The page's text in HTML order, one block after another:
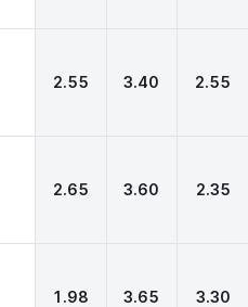
2.55 3.40 2.55
2.65 3.60 2.35
1.98 3.65 3.30